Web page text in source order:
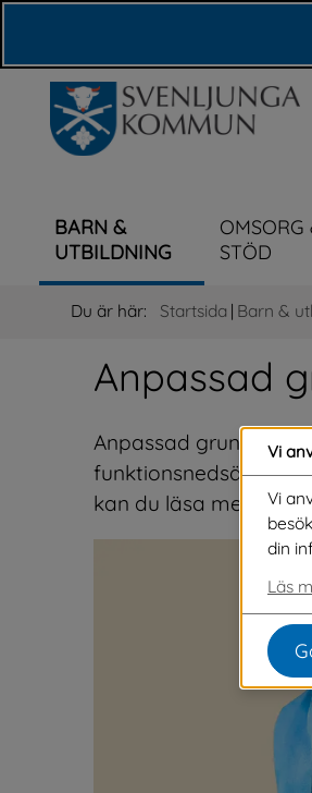
BARN &
UTBILDNING
OMSORG
STÖD
Du är här: Startsida | Barn &
Anpassad
Anpassad
funktionsnedsättning
kan du läsa mer om
Vi
Vi
din
Läs